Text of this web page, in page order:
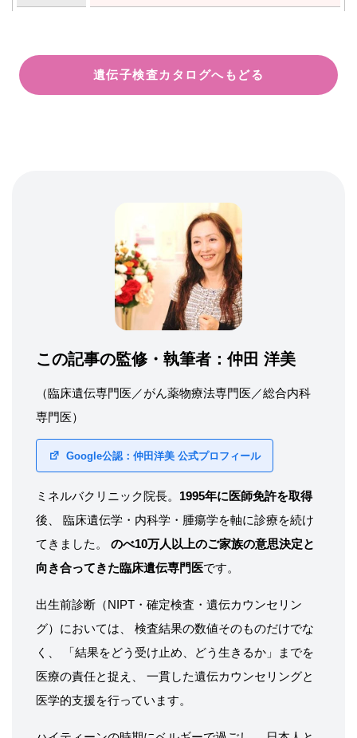
遺伝子検査カタログへもどる
この記事の監修・執筆者：仲田 洋美
（臨床遺伝専門医／がん薬物療法専門医／総合内科
専門医）
Google公認：仲田洋美 公式プロフィール
ミネルバクリニック院長。 1995年に医師免許を取得
後、 臨床遺伝学・内科学・腫瘍学を軸に診療を続け
てきました。 のべ10万人以上のご家族の意思決定と
向き合ってきた臨床遺伝専門医です。
出生前診断（NIPT・確定検査・遺伝カウンセリン
グ）においては、 検査結果の数値そのものだけでな
く、 「結果をどう受け止め、どう生きるか」までを
医療の責任と捉え、 一貫した遺伝カウンセリングと
医学的支援を行っています。